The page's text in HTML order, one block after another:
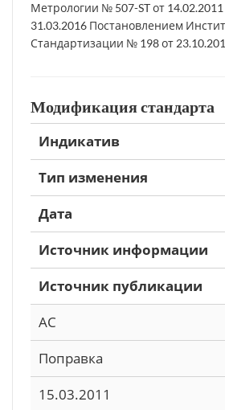
Метрологии № 507-ST от
31.03.2016 Постановлением
Стандартизации № 198 от
Модификация стандарта
Индикатив
Тип изменения
Дата
Источник информации
Источник публикации
AC
Поправка
15.03.2011